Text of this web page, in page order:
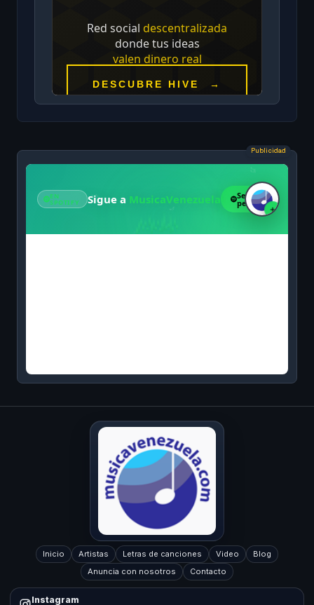
Publicidad
Inicio Artistas Letras de canciones Video
Blog
Anuncia con nosotros
Contacto
Instagram